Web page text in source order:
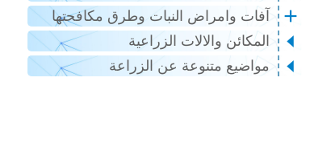
آفات وامراض النبات وطرق مكافحتها
المكائن والالات الزراعية
مواضيع متنوعة عن الزراعة